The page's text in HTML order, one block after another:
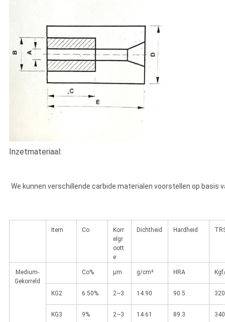
Inzetmateriaal:
We kunnen verschillende carbide materialen voorstellen op basis
Item Co
Korr
elgr
oott
e
Dichtheid Hardheid
Medium-
Gekorreld
Co% μm g/cm² HRA
KG2 6.50% 2~3 14.90 90.5 320
KG3 9% 2~3 14.61 89.3 340